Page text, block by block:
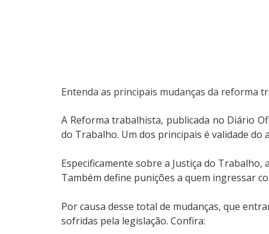
Entenda as principais mudanças da reforma
A Reforma trabalhista, publicada no Diário
do Trabalho. Um dos principais é validade
Especificamente sobre a Justiça do
Também define punições a quem ingressar
Por causa desse total de mudanças, que
sofridas pela legislação. Confira: